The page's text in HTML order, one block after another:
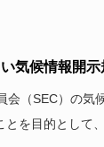
気候情報開
会（SEC）の気
とを目的として